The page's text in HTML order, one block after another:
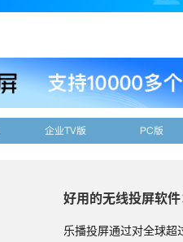
企业TV版 PC版
好用的无线投屏软
乐播投屏通过对全球超